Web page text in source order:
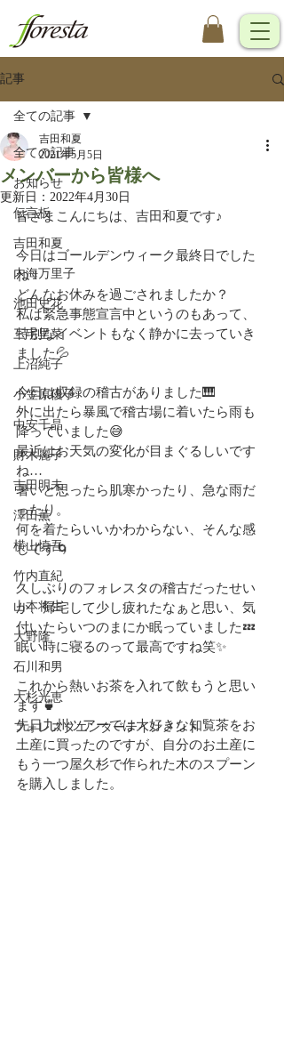
記事
全ての記事
お知らせ
伝言板
吉田和夏
内海万里子
池田史花
三宅里菜
上沼純子
小笠原優子
中安千晶
財木麗子
吉田明未
澤田薫
横山慎吾
竹内直紀
山本将生
大野隆
石川和男
大杉光恵
フォレスタエンターテインメント
全ての記事
メンバーから皆様へ
吉田和夏
2021年5月5日
更新日： 2022年4月30日
皆さまこんにちは、吉田和夏です♪
今日はゴールデンウィーク最終日でした
ね！
どんなお休みを過ごされましたか？
私は緊急事態宣言中というのもあって、
特別なイベントもなく静かに去っていき
ました💦
今日は収録の稽古がありました🎹
外に出たら暴風で稽古場に着いたら雨も
降っていました😅
最近はお天気の変化が目まぐるしいです
ね…
暑いと思ったら肌寒かったり、急な雨だ
ったり。
何を着たらいいかわからない、そんな感
じです🌀
久しぶりのフォレスタの稽古だったせい
か、帰宅して少し疲れたなぁと思い、気
付いたらいつのまにか眠っていました💤
眠い時に寝るのって最高ですね笑✨
これから熱いお茶を入れて飲もうと思い
ます🍵
先日九州ツアーでは大好きな知覧茶をお
土産に買ったのですが、自分のお土産に
もう一つ屋久杉で作られた木のスプーン
を購入しました。